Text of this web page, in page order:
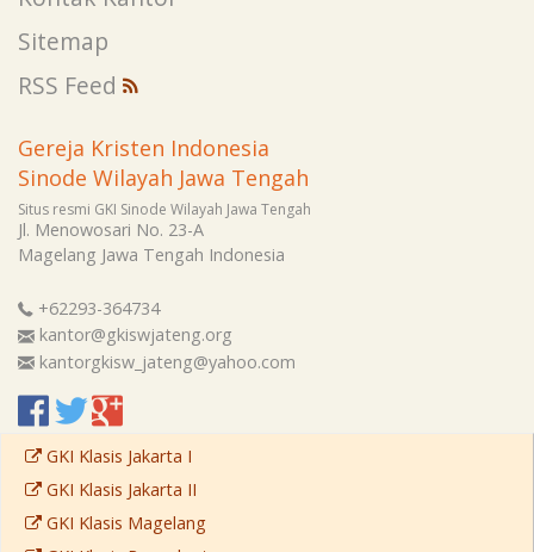
Sitemap
RSS Feed
Gereja Kristen Indonesia
Sinode Wilayah Jawa Tengah
Situs resmi GKI Sinode Wilayah Jawa Tengah
Jl. Menowosari No. 23-A
Magelang Jawa Tengah Indonesia
+62293-364734
kantor@gkiswjateng.org
kantorgkisw_jateng@yahoo.com
GKI Klasis Jakarta I
GKI Klasis Jakarta II
GKI Klasis Magelang